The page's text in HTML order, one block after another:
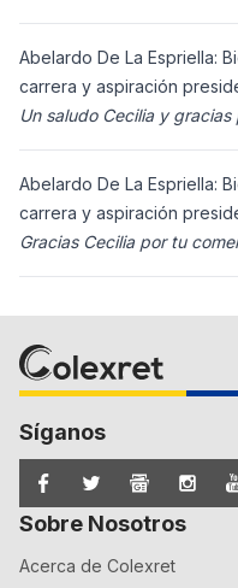
Abelardo De La Espriella:
carrera y aspiración
Un saludo Cecilia y
Abelardo De La Espriella:
carrera y aspiración
Síganos
Sobre Nosotros
Acerca de Colexret